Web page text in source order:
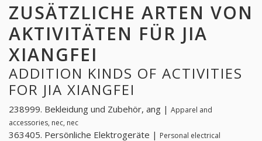
ZUSÄTZLICHE ARTEN VON
AKTIVITÄTEN FÜR JIA
XIANGFEI
ADDITION KINDS OF ACTIVITIES
FOR JIA XIANGFEI
238999. Bekleidung und Zubehör, ang | Apparel and
accessories, nec, nec
363405. Persönliche Elektrogeräte | Personal electrical